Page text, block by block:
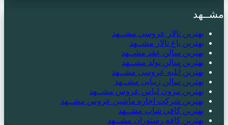
مشــهد
بهترین تالار عروسی مشــهد
بهترین باغ تالار مشــهد
بهترین سالن عقد مشــهد
بهترین سالن تولد مشــهد
بهترین آتلیه عروسی مشــهد
بهترین سالن زیبایی مشــهد
بهترین مزون لباس عروس مشــهد
بهترین شرکت اجاره ماشین عروس مشــهد
بهترین کافی شاپ مشــهد
بهترین کافه رستوران مشــهد